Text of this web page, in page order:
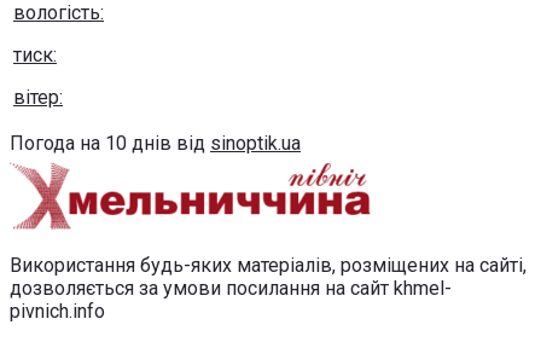
вологість:
тиск:
вітер:
Погода на 10 днів від sinoptik.ua
Використання будь-яких матеріалів, розміщених на сайті,
дозволяється за умови посилання на сайт khmel-
pivnich.info